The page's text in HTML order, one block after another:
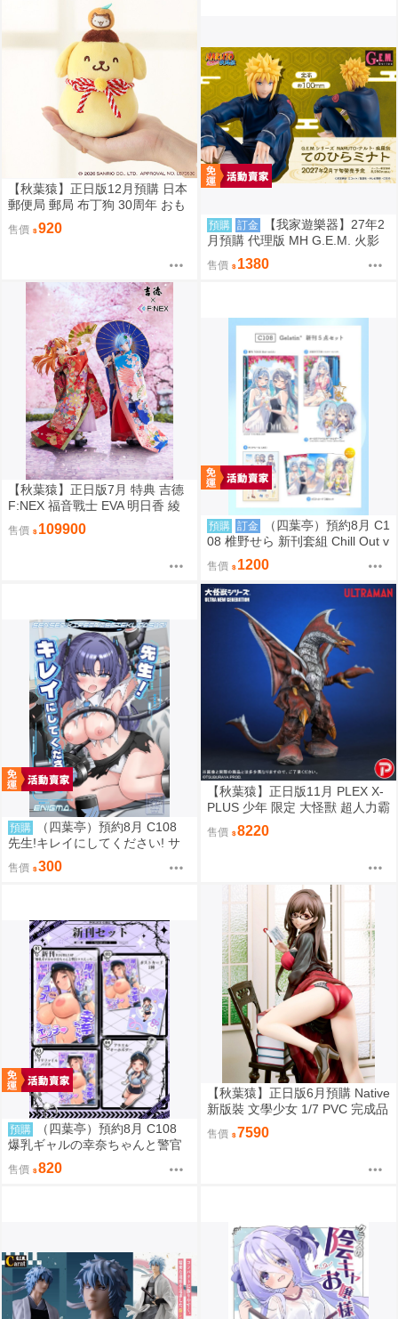
【秋葉猿】正日版12月預購 日本
郵便局 郵局 布丁狗 30周年 おも
ちもちもちマスコット 吊飾
售價 920 預購 訂金
【我家遊樂器】27年2
月預購 代理版 MH G.E.M. 火影
忍者 疾風傳 掌上系列 波風湊
售價 1380
【秋葉猿】正日版7月 特典 吉德
F:NEX 福音戰士 EVA 明日香 綾
波零 日本人形 1/4 PVC 完成品
套組
售價 109900 預購 訂金
（四葉亭）預約8月 C1
08 椎野せら 新刊套組 Chill Out v
ol.4
售價 1200
預購
（四葉亭）預約8月 C108
先生!キレイにしてください! サ
メジマ
售價 300
【秋葉猿】正日版11月 PLEX X-
PLUS 少年 限定 大怪獸 超人力霸
王 迪卡 迪迦 超古代鳥 美爾巴 少
限
售價 8220
預購
（四葉亭）預約8月 C108
爆乳ギャルの幸奈ちゃんと警官
コスエッチ 新刊套組 猫耳と黒マ
スク
售價 820
【秋葉猿】正日版6月預購 Native
新版裝 文學少女 1/7 PVC 完成品
售價 7590